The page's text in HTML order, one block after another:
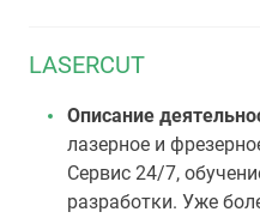
LASERCUT
Описание
лазерное и
Сервис 24/7,
разработки. Уже